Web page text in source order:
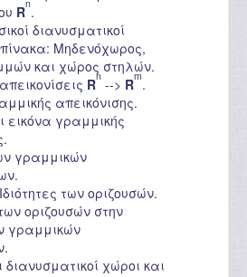
Rn.
διανυσματικοί
Μηδενόχωρος,
και χώρος στηλών.
Rn --> Rm.
απεικόνισης.
εικόνα γραμμικής
γραμμικών
των οριζουσών.
οριζουσών στην
γραμμικών
χώροι και